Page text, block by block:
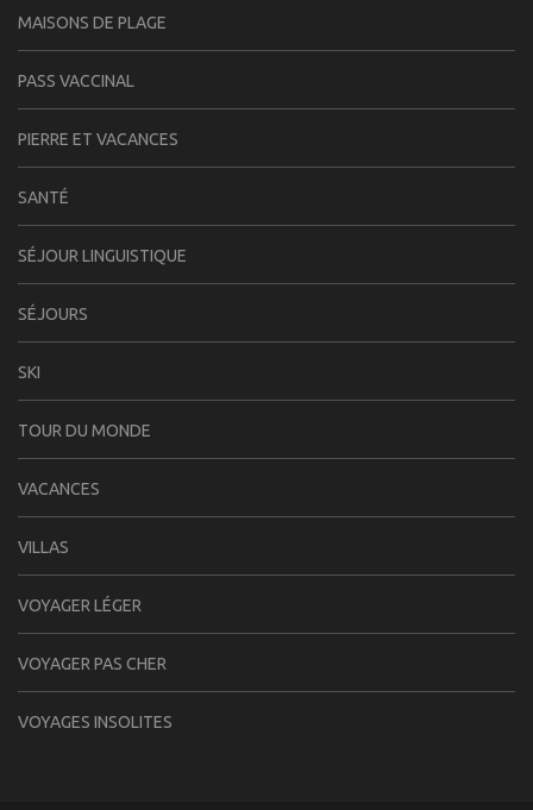
MAISONS DE PLAGE
PASS VACCINAL
PIERRE ET VACANCES
SANTÉ
SÉJOUR LINGUISTIQUE
SÉJOURS
SKI
TOUR DU MONDE
VACANCES
VILLAS
VOYAGER LÉGER
VOYAGER PAS CHER
VOYAGES INSOLITES